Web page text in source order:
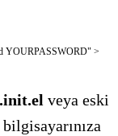
YOURPASSWORD" >
.init.el veya eski